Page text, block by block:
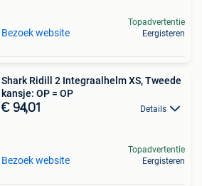
Bezoek website
Topadvertentie
Eergisteren
Shark Ridill 2 Integraalhelm XS, Tweede
kansje: OP = OP
€ 94,01 Details
Bezoek website
Topadvertentie
Eergisteren